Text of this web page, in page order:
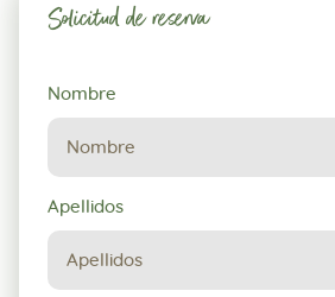
Solicitud de reserva
Solicitud
de
reserva
Nombre
Apellidos